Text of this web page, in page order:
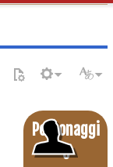
Personaggi
o